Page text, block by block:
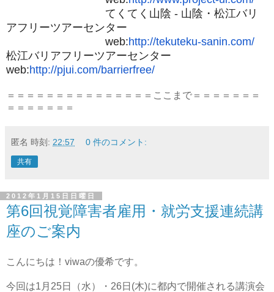
てくてく山陰 ‐ 山陰・松江バリ
アフリーツアーセンター
web:http://tekuteku-sanin.com/
松江バリアフリーツアーセンター
web:http://pjui.com/barrierfree/
＝＝＝＝＝＝＝＝＝＝＝＝＝＝＝ここまで＝＝＝＝＝＝＝
＝＝＝＝＝＝＝
匿名 時刻: 22:57 0 件のコメント:
共有
2012年1月15日日曜日
第6回視覚障害者雇用・就労支援連続講
座のご案内
こんにちは！viwaの優希です。
今回は1月25日（水）・26日(木)に都内で開催される講演会